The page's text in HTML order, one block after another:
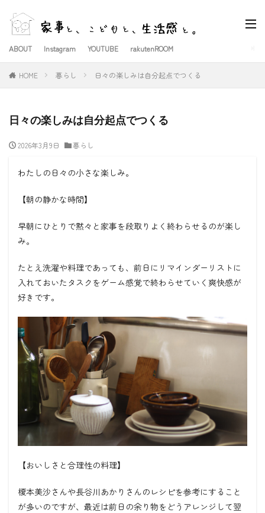
ABOUT Instagram YOUTUBE rakutenROOM
HOME 暮らし 日々の楽しみは自分起点でつくる
日々の楽しみは自分起点でつくる
2026年3月9日 暮らし
わたしの日々の小さな楽しみ。
【朝の静かな時間】
早朝にひとりで黙々と家事を段取りよく終わらせるのが楽し
み。
たとえ洗濯や料理であっても、前日にリマインダーリストに
入れておいたタスクをゲーム感覚で終わらせていく爽快感が
好きです。
【おいしさと合理性の料理】
榎本美沙さんや長谷川あかりさんのレシピを参考にすること
が多いのですが、最近は前日の余り物をどうアレンジして翌